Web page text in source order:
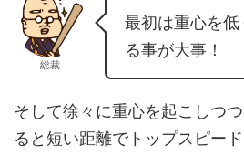
総裁
最初は重心を
る事が大事！
そして徐々に重心を起こしつ
ると短い距離でトップスピー